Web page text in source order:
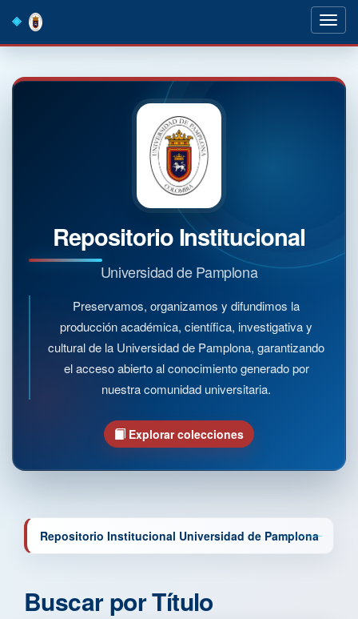
navigation
Repositorio Institucional
Universidad de Pamplona
Preservamos, organizamos y difundimos la
producción académica, científica, investigativa y
cultural de la Universidad de Pamplona, garantizando
el acceso abierto al conocimiento generado por
nuestra comunidad universitaria.
Explorar colecciones
Repositorio Institucional Universidad de Pamplona
Buscar por Título